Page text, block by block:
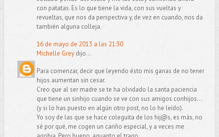
con patatas. Es lo que tiene la vida, con sus vueltas y
revueltas, que nos da perspectiva y, de vez en cuando, nos da
también alguna colleja.
16 de mayo de 2013 a las 21:30
Michelle Greydijo...
Para comenzar, decir que leyendo ésto mis ganas de no tener
hijos aumentan sin cesar.
Creo que al ser madre se te ha olvidado la santa paciencia
que tiene un sinhijo cuando se ve con sus amigos conhijos...
(y si lo has puesto en algún otro post, no lo he leído).
Yo soy de las que se hace coleguita de los hij@s, es más, no
sé por qué, me cogen un cariño especial, y a veces me